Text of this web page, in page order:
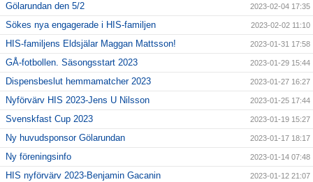
Gölarundan den 5/2 2023-02-04 17:35
Sökes nya engagerade i HIS-familjen 2023-02-02 11:10
HIS-familjens Eldsjälar Maggan Mattsson! 2023-01-31 17:58
GÅ-fotbollen. Säsongsstart 2023 2023-01-29 15:44
Dispensbeslut hemmamatcher 2023 2023-01-27 16:27
Nyförvärv HIS 2023-Jens U Nilsson 2023-01-25 17:44
Svenskfast Cup 2023 2023-01-19 15:27
Ny huvudsponsor Gölarundan 2023-01-17 18:17
Ny föreningsinfo 2023-01-14 07:48
HIS nyförvärv 2023-Benjamin Gacanin 2023-01-12 21:07